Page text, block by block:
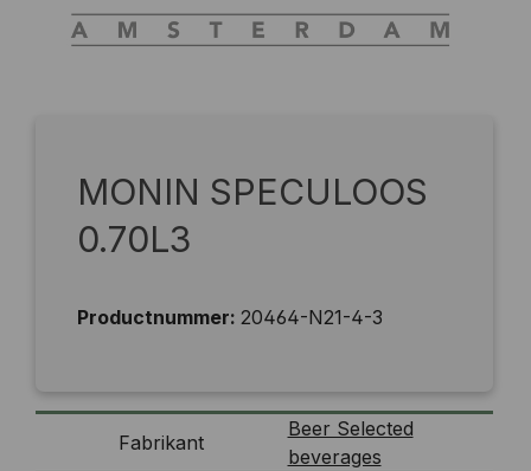
MONIN SPECULOOS
0.70L3
Productnummer: 20464-N21-4-3
Fabrikant
Beer Selected
beverages